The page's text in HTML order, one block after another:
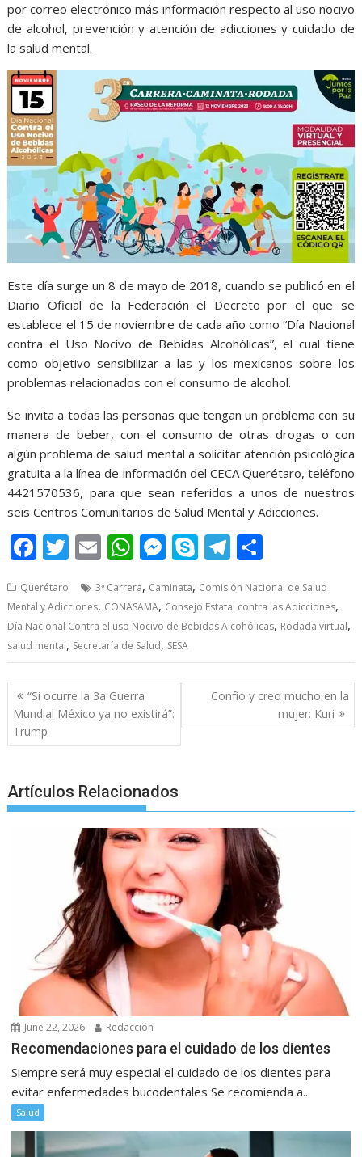
por correo electrónico más información respecto al uso nocivo
de alcohol, prevención y atención de adicciones y cuidado de
la salud mental.
Este día surge un 8 de mayo de 2018, cuando se publicó en el
Diario Oficial de la Federación el Decreto por el que se
establece el 15 de noviembre de cada año como “Día Nacional
contra el Uso Nocivo de Bebidas Alcohólicas”, el cual tiene
como objetivo sensibilizar a las y los mexicanos sobre los
problemas relacionados con el consumo de alcohol.
Se invita a todas las personas que tengan un problema con su
manera de beber, con el consumo de otras drogas o con
algún problema de salud mental a solicitar atención psicológica
gratuita a la línea de información del CECA Querétaro, teléfono
4421570536, para que sean referidos a unos de nuestros
seis Centros Comunitarios de Salud Mental y Adicciones.
F
e
b
o
o
k
T
itt
er
E
ai
l
W
at
s
A
p
p
M
ss
e
n
g
er
S
y
p
T
e
gr
m
ar
e
Querétaro 3ª Carrera, Caminata, Comisión Nacional de Salud
Mental y Adicciones, CONASAMA, Consejo Estatal contra las Adicciones,
Día Nacional Contra el uso Nocivo de Bebidas Alcohólicas, Rodada virtual,
salud mental, Secretaría de Salud, SESA
Post
navigation
“Si ocurre la 3a Guerra
Mundial México ya no existirá”:
Trump
Confío y creo mucho en la
mujer: Kuri
Artículos Relacionados
June 22, 2026 Redacción
Recomendaciones para el cuidado de los dientes
Siempre será muy especial el cuidado de los dientes para
evitar enfermedades bucodentales Se recomienda a...
Salud